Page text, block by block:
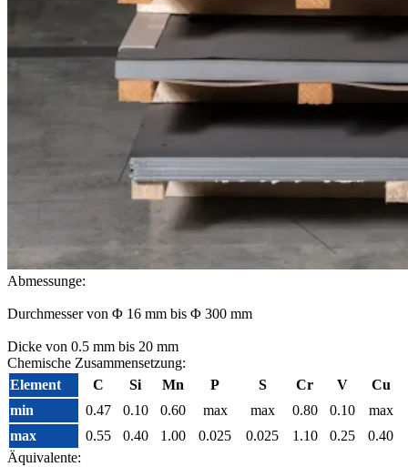
Abmessunge:
Durchmesser von Φ 16 mm bis Φ 300 mm
Dicke von 0.5 mm bis 20 mm
Chemische Zusammensetzung:
Element
C Si Mn P S Cr V
Cu
min
0.47 0.10 0.60 max max 0.80 0.10
max
max
0.55 0.40 1.00 0.025 0.025 1.10 0.25
0.40
Äquivalente: